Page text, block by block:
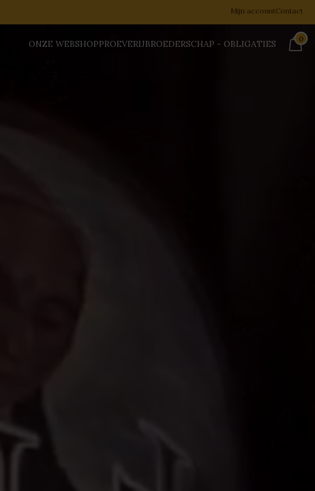
Mijn accountContact
ONZE WEBSHOPPROEVERIJBROEDERSCHAP - OBLIGATIES 0